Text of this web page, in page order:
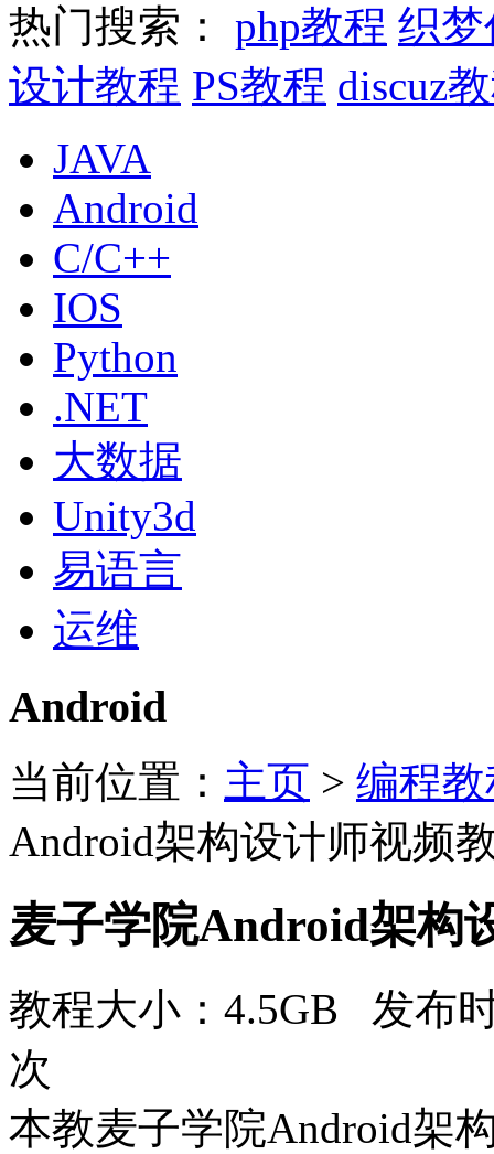
热门搜索： php教程 织
设计教程 PS教程 discuz
JAVA
Android
C/C++
IOS
Python
.NET
大数据
Unity3d
易语言
运维
Android
当前位置： 主页 > 编程
Android架构设计师视频
麦子学院Android架构
教程大小：4.5GB 发布
次
本教麦子学院Android架